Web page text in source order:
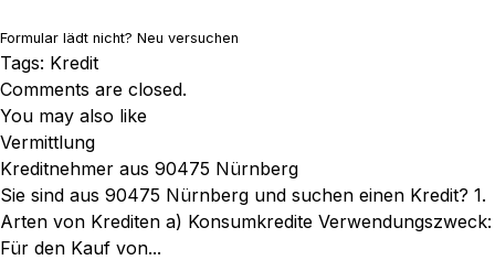
Formular lädt nicht? Neu versuchen
Tags: Kredit
Comments are closed.
You may also like
Vermittlung
Kreditnehmer aus 90475 Nürnberg
Sie sind aus 90475 Nürnberg und suchen einen Kredit? 1.
Arten von Krediten a) Konsumkredite Verwendungszweck:
Für den Kauf von...